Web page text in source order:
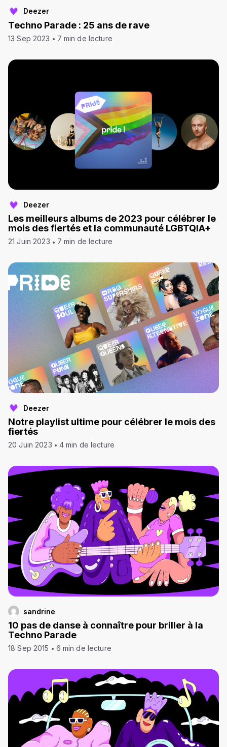
Deezer
Techno Parade : 25 ans de rave
13 Sep 2023 7 min de lecture
Deezer
Les meilleurs albums de 2023 pour célébrer le
mois des fiertés et la communauté LGBTQIA+
21 Juin 2023 7 min de lecture
Deezer
Notre playlist ultime pour célébrer le mois des
fiertés
20 Juin 2023 4 min de lecture
sandrine
10 pas de danse à connaître pour briller à la
Techno Parade
18 Sep 2015 6 min de lecture